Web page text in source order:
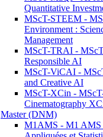
Quantitative
MScT-STEEM -
Environment :
Management
MScT-TRAI -
Responsible AI
MScT-ViCAI -
and Creative AI
MScT-XCin -
Cinematography
Master (DNM)
M1AMS - M1 AMS